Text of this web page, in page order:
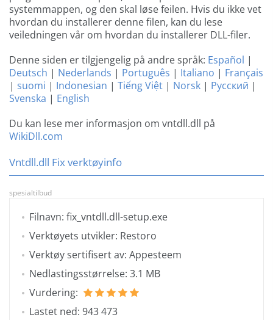
systemmappen, og den skal løse feilen. Hvis du ikke vet
hvordan du installerer denne filen, kan du lese
veiledningen vår om hvordan du installerer DLL-filer.
Denne siden er tilgjengelig på andre språk: Español |
Deutsch | Nederlands | Português | Italiano | Français
| suomi | Indonesian | Tiếng Việt | Norsk | Русский |
Svenska | English
Du kan lese mer informasjon om vntdll.dll på
WikiDll.com
Vntdll.dll Fix verktøyinfo
spesialtilbud
Filnavn: fix_vntdll.dll-setup.exe
Verktøyets utvikler: Restoro
Verktøy sertifisert av: Appesteem
Nedlastingsstørrelse: 3.1 MB
Vurdering:
Lastet ned: 943 473